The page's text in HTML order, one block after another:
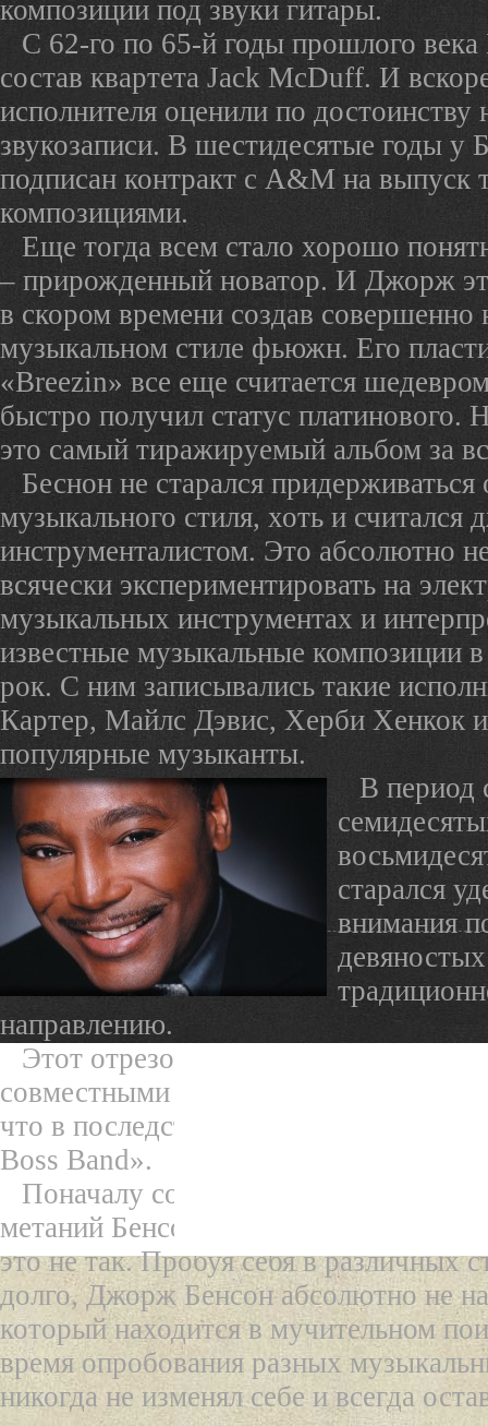
композиции под звуки гитары.
С 62-го по 65-й годы прошлого века
состав квартета Jack McDuff. И
исполнителя оценили по достоинству
звукозаписи. В шестидесятые годы у
подписан контракт с A&M на выпуск
композициями.
Еще тогда всем стало хорошо
– прирожденный новатор. И Джорж
в скором времени создав совершенно
музыкальном стиле фьюжн. Его
«Breezin» все еще считается
быстро получил статус платинового.
это самый тиражируемый альбом за
Беснон не старался придерживаться
музыкального стиля, хоть и считался
инструменталистом. Это абсолютно
всячески экспериментировать на
музыкальных инструментах и
известные музыкальные композиции
рок. С ним записывались такие
Картер, Майлс Дэвис, Херби Хенкок
популярные музыканты.
В период
старался
внимания
направлению.
Этот отрезок его музыкальной
совместными работами с Каунтом
что в последствии переросло в
Boss Band».
Поначалу создается впечатление,
метаний Бенсон вновь вернулся в
это не так. Пробуя себя в различных
долго, Джорж Бенсон абсолютно не
который находится в мучительном
время опробования разных
никогда не изменял себе и всегда